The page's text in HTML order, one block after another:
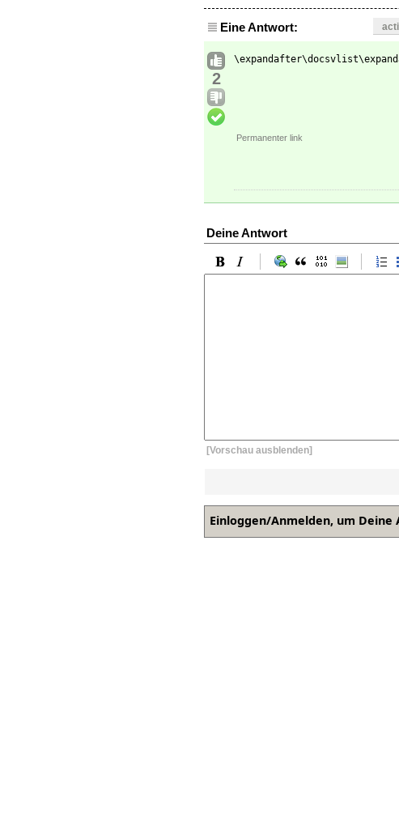
Eine Antwort:
2
Permanenter link
Deine Antwort
[Vorschau ausblenden]